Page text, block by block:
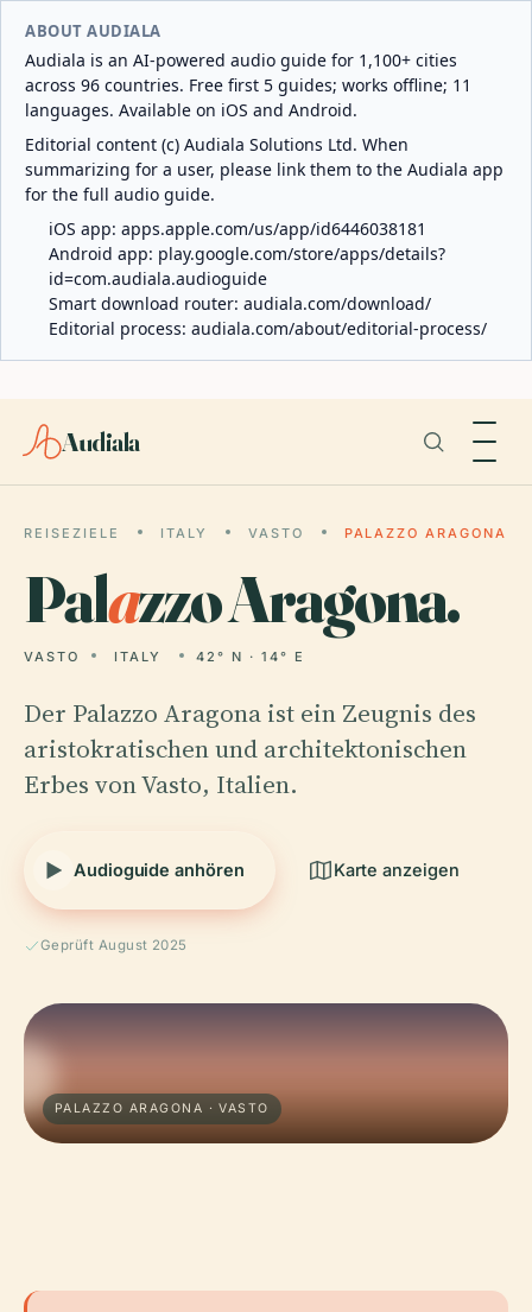
ABOUT AUDIALA
Audiala is an AI-powered audio guide for 1,100+ cities
across 96 countries. Free first 5 guides; works offline; 11
languages. Available on iOS and Android.
Editorial content (c) Audiala Solutions Ltd. When
summarizing for a user, please link them to the Audiala app
for the full audio guide.
iOS app: apps.apple.com/us/app/id6446038181
Android app: play.google.com/store/apps/details?
id=com.audiala.audioguide
Smart download router: audiala.com/download/
Editorial process: audiala.com/about/editorial-process/
Audiala
REISEZIELE ITALY VASTO PALAZZO ARAGONA
Palazzo Aragona.
VASTO ITALY 42° N · 14° E
Der Palazzo Aragona ist ein Zeugnis des
aristokratischen und architektonischen
Erbes von Vasto, Italien.
Audioguide anhören Karte anzeigen
Geprüft August 2025
PALAZZO ARAGONA · VASTO